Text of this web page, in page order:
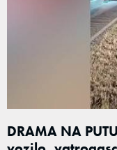
DRAMA NA